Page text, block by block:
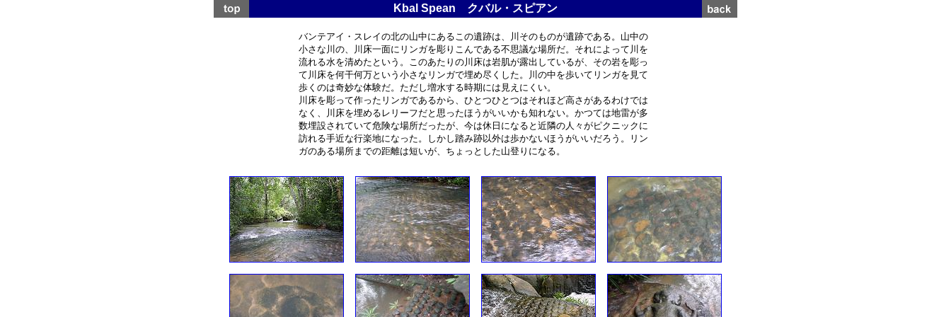
Kbal Spean クバル・スピアン
バンテアイ・スレイの北の山中にあるこの遺跡は、川そのものが遺跡である。山中の
小さな川の、川床一面にリンガを彫りこんである不思議な場所だ。それによって川を
流れる水を清めたという。このあたりの川床は岩肌が露出しているが、その岩を彫っ
て川床を何干何万という小さなリンガで埋め尽くした。川の中を歩いてリンガを見て
歩くのは奇妙な体験だ。ただし増水する時期には見えにくい。
川床を彫って作ったリンガであるから、ひとつひとつはそれほど高さがあるわけでは
なく、川床を埋めるレリーフだと思ったほうがいいかも知れない。かつては地雷が多
数埋設されていて危険な場所だったが、今は休日になると近隣の人々がピクニックに
訪れる手近な行楽地になった。しかし踏み跡以外は歩かないほうがいいだろう。リン
ガのある場所までの距離は短いが、ちょっとした山登りになる。